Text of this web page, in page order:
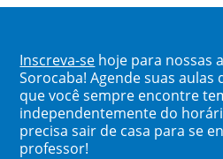
Inscreva-se hoje para nossas
Sorocaba! Agende suas
que você sempre encontre
independentemente do
precisa sair de casa para se
professor!